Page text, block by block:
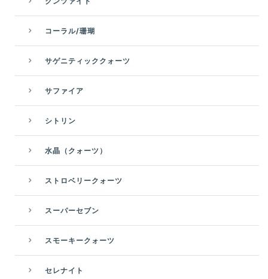
コーラル/珊瑚
サゲニティッククォーツ
サファイア
シトリン
水晶（クォーツ）
ストロベリークォーツ
スーパーセブン
スモーキークォーツ
セレナイト